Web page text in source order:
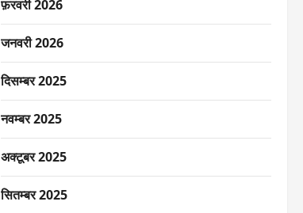
फ़रवरी 2026
जनवरी 2026
दिसम्बर 2025
नवम्बर 2025
अक्टूबर 2025
सितम्बर 2025